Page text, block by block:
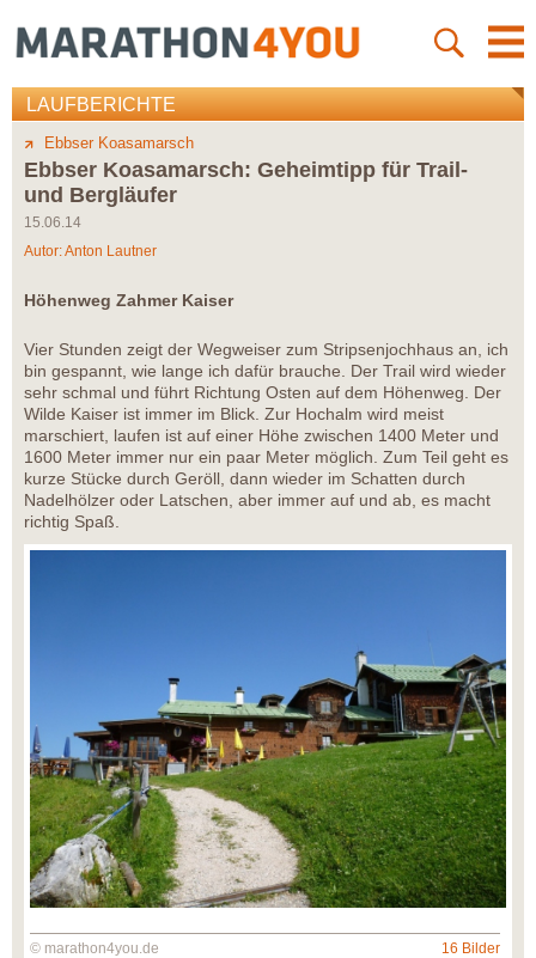
LAUFBERICHTE
Ebbser Koasamarsch
Ebbser Koasamarsch: Geheimtipp für Trail-
und Bergläufer
15.06.14
Autor:Anton Lautner
Höhenweg Zahmer Kaiser
Vier Stunden zeigt der Wegweiser zum Stripsenjochhaus an, ich
bin gespannt, wie lange ich dafür brauche. Der Trail wird wieder
sehr schmal und führt Richtung Osten auf dem Höhenweg. Der
Wilde Kaiser ist immer im Blick. Zur Hochalm wird meist
marschiert, laufen ist auf einer Höhe zwischen 1400 Meter und
1600 Meter immer nur ein paar Meter möglich. Zum Teil geht es
kurze Stücke durch Geröll, dann wieder im Schatten durch
Nadelhölzer oder Latschen, aber immer auf und ab, es macht
richtig Spaß.
© marathon4you.de 16 Bilder